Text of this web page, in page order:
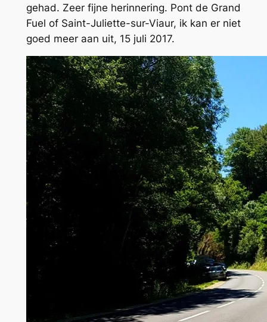
gehad. Zeer fijne herinnering. Pont de Grand
Fuel of Saint-Juliette-sur-Viaur, ik kan er niet
goed meer aan uit, 15 juli 2017.